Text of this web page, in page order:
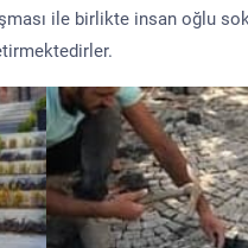
ile birlikte insan oğlu